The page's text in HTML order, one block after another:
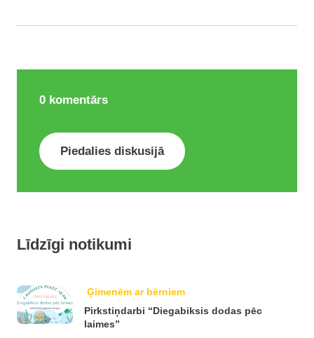
0 komentārs
Piedalies diskusijā
Līdzīgi notikumi
Ģimenēm ar bērniem
Pirkstiņdarbi “Diegabiksis dodas pēc
laimes”